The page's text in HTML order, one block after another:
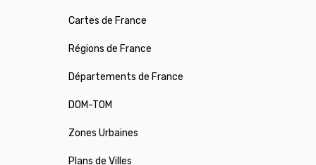
Cartes de France
Régions de France
Départements de France
DOM-TOM
Zones Urbaines
Plans de Villes